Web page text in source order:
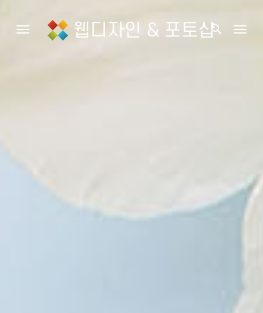
Toggle navigation웹디자인 & 포토샵search